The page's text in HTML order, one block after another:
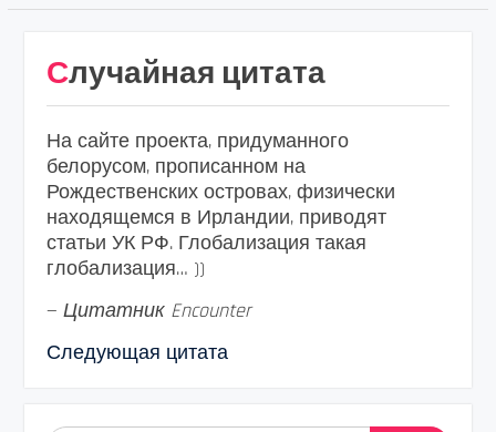
Случайная цитата
На сайте проекта, придуманного
белорусом, прописанном на
Рождественских островах, физически
находящемся в Ирландии, приводят
статьи УК РФ. Глобализация такая
глобализация… ))
— Цитатник Encounter
Следующая цитата